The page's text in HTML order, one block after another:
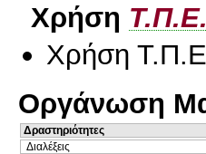
Χρήση Τ.Π.Ε.
Χρήση
Οργάνωση
Δραστηριότητες
Διαλέξεις